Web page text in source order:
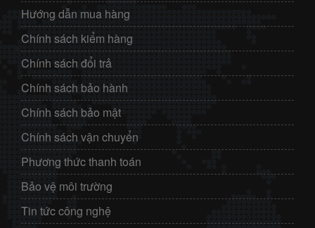
Hướng dẫn mua hàng
Chính sách kiểm hàng
Chính sách đổi trả
Chính sách bảo hành
Chính sách bảo mật
Chính sách vận chuyển
Phương thức thanh toán
Bảo vệ môi trường
Tin tức công nghệ